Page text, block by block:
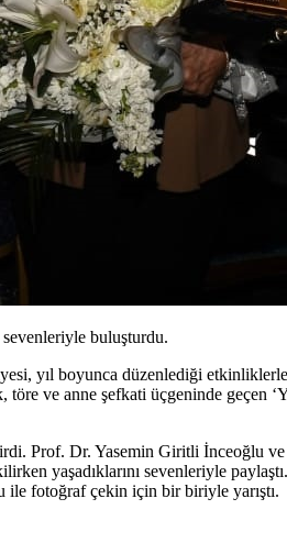
sevenleriyle buluşturdu.
yıl boyunca düzenlediği
ve anne şefkati üçgeninde geçen
Prof. Dr. Yasemin Giritli İnceoğlu
yaşadıklarını sevenleriyle
ile fotoğraf çekin için bir biriyle yarıştı.